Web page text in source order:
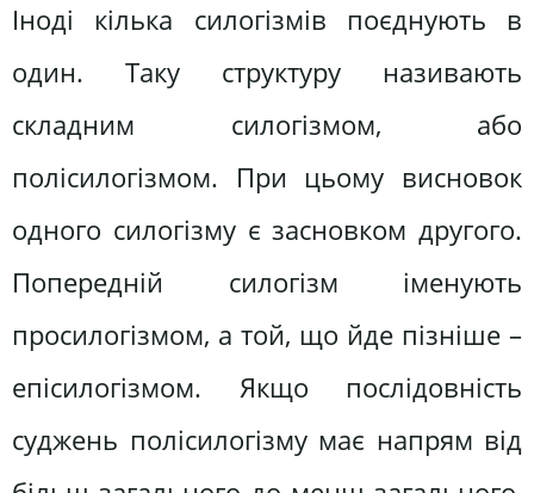
Іноді кілька силогізмів поєднують в
один. Таку структуру називають
складним силогізмом, або
полісилогізмом. При цьому висновок
одного силогізму є засновком другого.
Попередній силогізм іменують
просилогізмом, а той, що йде пізніше –
епісилогізмом. Якщо послідовність
суджень полісилогізму має напрям від